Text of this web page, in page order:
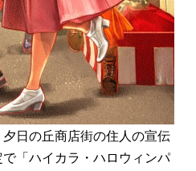
日の丘商店街の住人の宣伝
「ハイカラ・ハロウィンパ